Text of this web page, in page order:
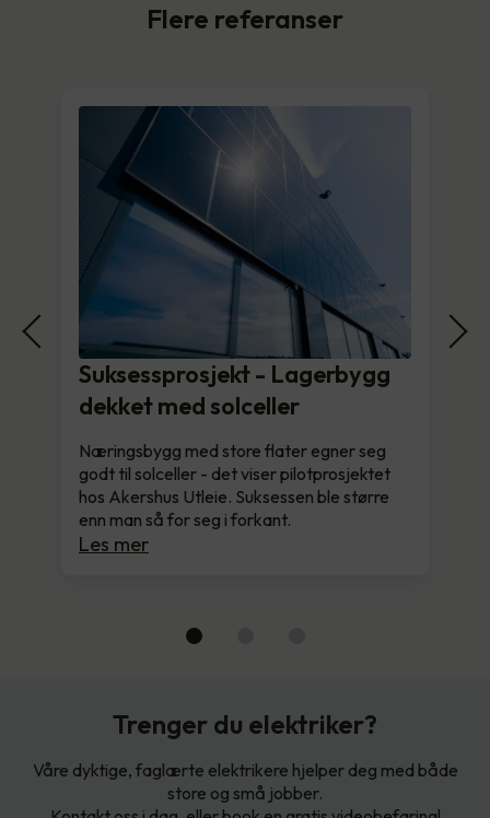
Flere referanser
Suksessprosjekt - Lagerbygg
dekket med solceller
Næringsbygg med store flater egner seg
godt til solceller - det viser pilotprosjektet
hos Akershus Utleie. Suksessen ble større
enn man så for seg i forkant.
Les mer
Trenger du elektriker?
Våre dyktige, faglærte elektrikere hjelper deg med både
store og små jobber.